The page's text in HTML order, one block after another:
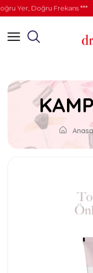
Yer, Doğru Frekans ***